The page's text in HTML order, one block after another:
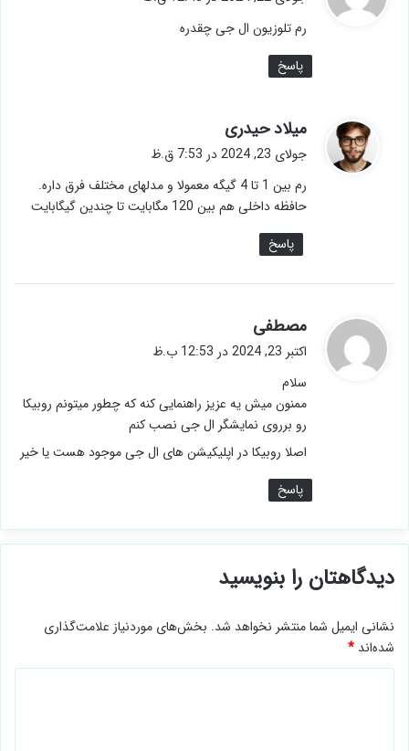
:
رم تلوزیون ال جی چقدره
پاسخ
میلاد حیدری
ف
:
جولای 23, 2024 در 7:53 ق.ظ
رم بین 1 تا 4 گیگه معمولا و مدلهای مختلف فرق داره.
حافظه داخلی هم بین 120 مگابایت تا چندین گیگابایت
پاسخ
مصطفی
ف
اکتبر 23, 2024 در 12:53 ب.ظ
سلام
ممنون میش یه عزیز راهنمایی کنه که چطور میتونم روبیکا
رو برروی نمایشگر ال جی نصب کنم
اصلا روبیکا در اپلیکیشن های ال جی موجود هست یا خیر
پاسخ
دیدگاهتان را بنویسید
نشانی ایمیل شما منتشر نخواهد شد. بخش‌های موردنیاز علامت‌گذاری
شده‌اند *